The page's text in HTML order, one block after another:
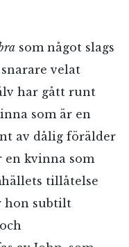
som något slags
velat
har gått runt
som är en
av dålig förälder
en kvinna som
tillåtelse
hon subtilt